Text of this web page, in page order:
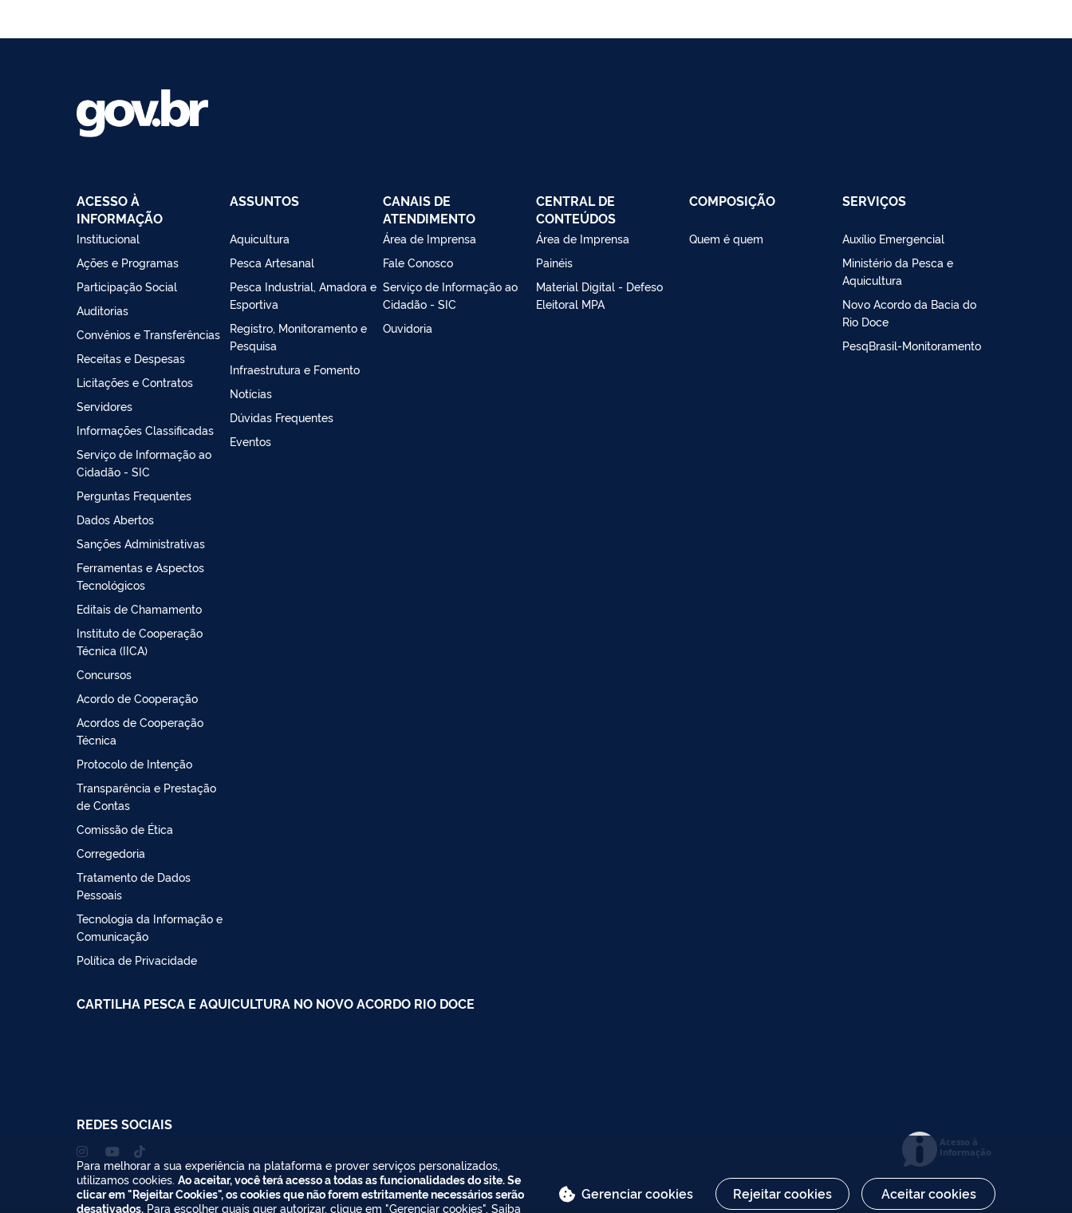
ACESSO À
INFORMAÇÃO
Institucional
Ações e Programas
Participação Social
Auditorias
Convênios e Transferências
Receitas e Despesas
Licitações e Contratos
Servidores
Informações Classificadas
Serviço de Informação ao
Cidadão - SIC
Perguntas Frequentes
Dados Abertos
Sanções Administrativas
Ferramentas e Aspectos
Tecnológicos
Editais de Chamamento
Instituto de Cooperação
Técnica (IICA)
Concursos
Acordo de Cooperação
Acordos de Cooperação
Técnica
Protocolo de Intenção
Transparência e Prestação
de Contas
Comissão de Ética
Corregedoria
Tratamento de Dados
Pessoais
Tecnologia da Informação e
Comunicação
Política de Privacidade
ASSUNTOS
Aquicultura
Pesca Artesanal
Pesca Industrial, Amadora e
Esportiva
Registro, Monitoramento e
Pesquisa
Infraestrutura e Fomento
Notícias
Dúvidas Frequentes
Eventos
CANAIS DE
ATENDIMENTO
Área de Imprensa
Fale Conosco
Serviço de Informação ao
Cidadão - SIC
Ouvidoria
CENTRAL DE
CONTEÚDOS
Área de Imprensa
Painéis
Material Digital - Defeso
Eleitoral MPA
COMPOSIÇÃO
Quem é quem
SERVIÇOS
Auxílio Emergencial
Ministério da Pesca e
Aquicultura
Novo Acordo da Bacia do
Rio Doce
PesqBrasil-Monitoramento
CARTILHA PESCA E AQUICULTURA NO NOVO ACORDO RIO DOCE
REDES SOCIAIS
Acesso à
Informação
Para melhorar a sua experiência na plataforma e prover serviços personalizados,
utilizamos cookies. Ao aceitar, você terá acesso a todas as funcionalidades do site. Se
clicar em "Rejeitar Cookies", os cookies que não forem estritamente necessários serão
desativados. Para escolher quais quer autorizar, clique em "Gerenciar cookies". Saiba
Gerenciar cookies Rejeitar cookies Aceitar cookies